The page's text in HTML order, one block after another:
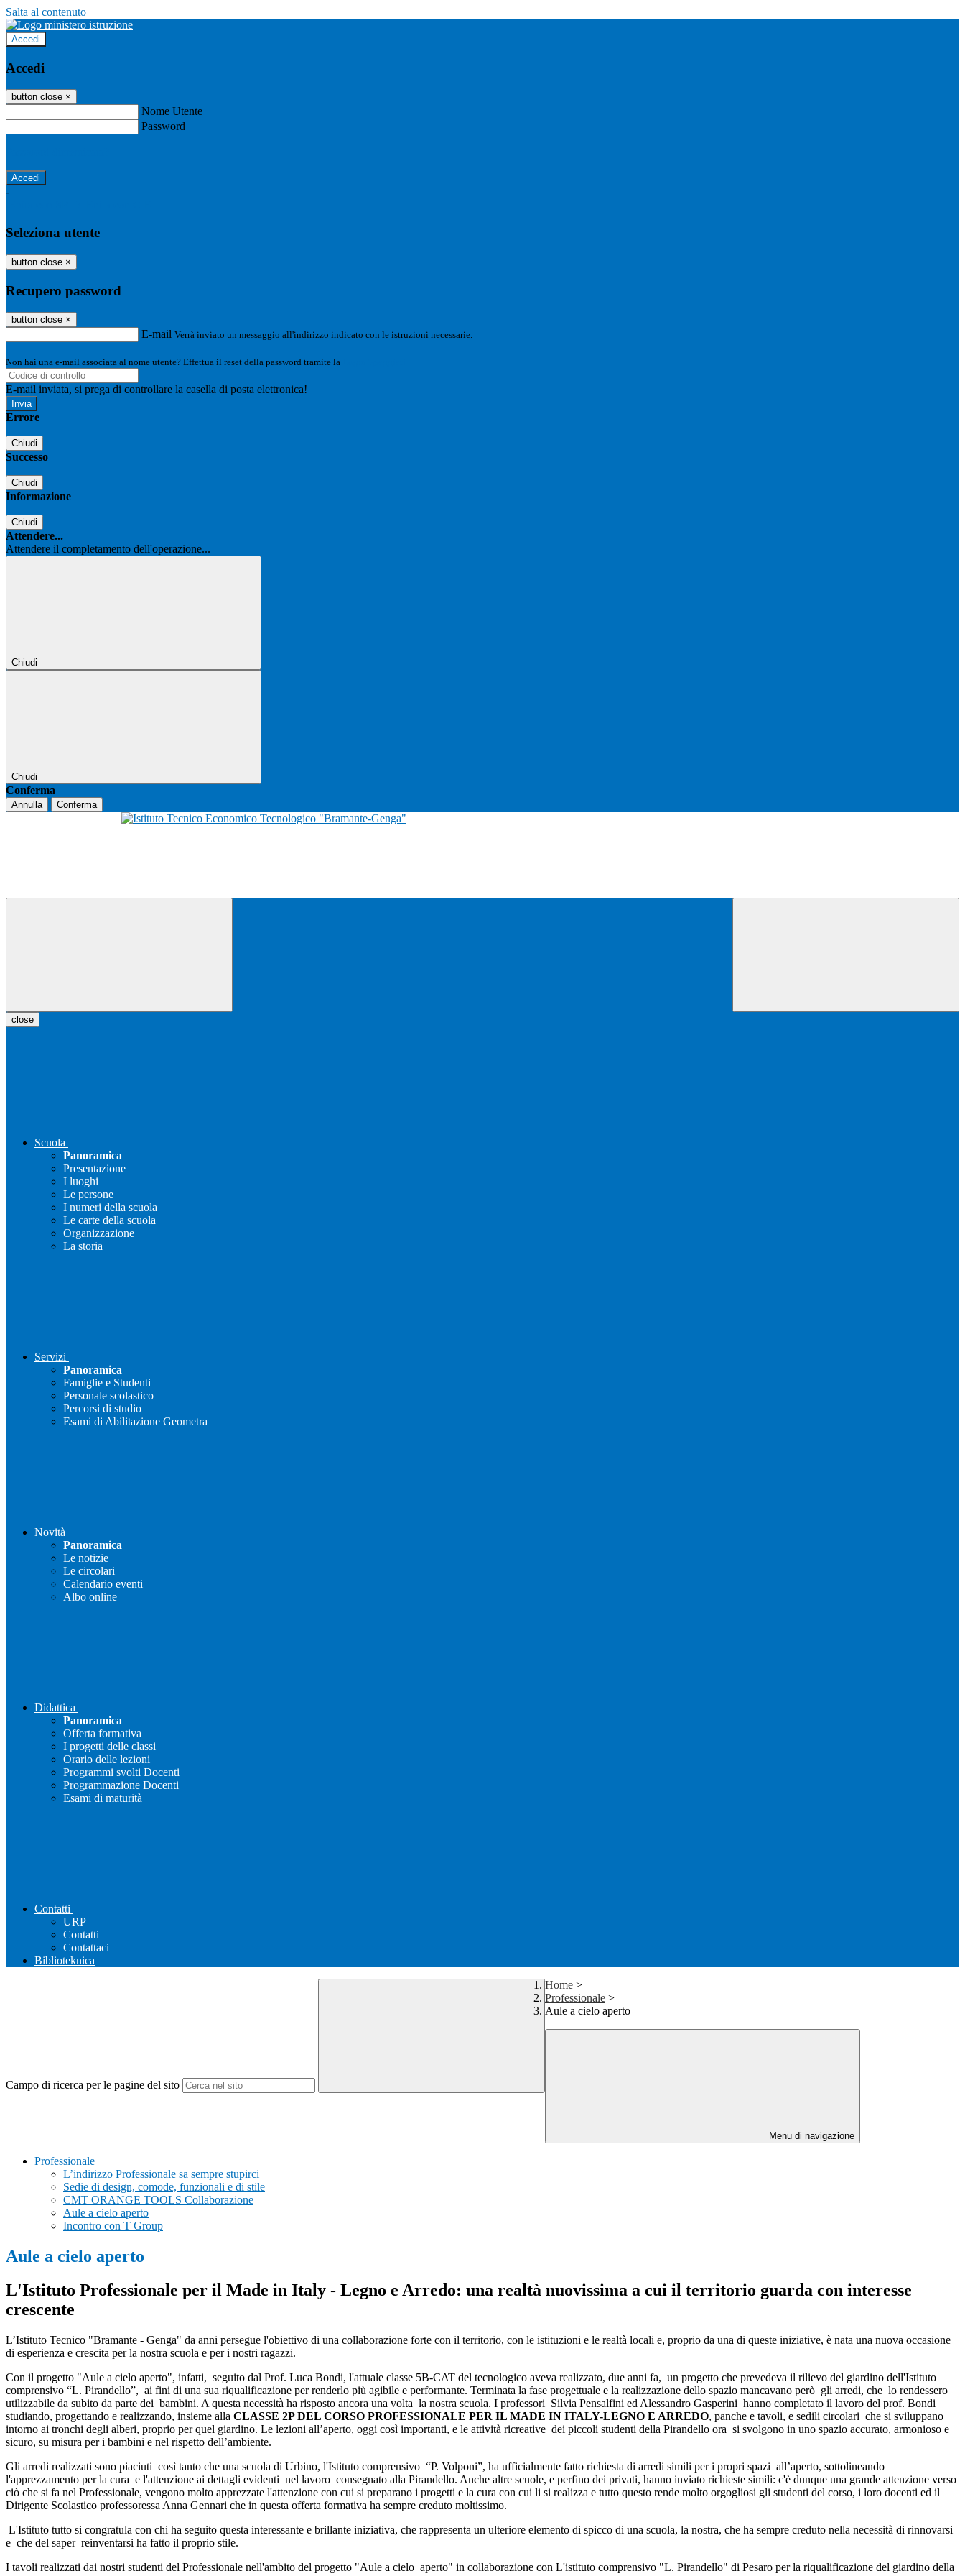
Salta al contenuto
Accedi
Accedi
button close ×
Nome Utente
Password
-
Seleziona utente
button close ×
Recupero password
button close ×
E-mail Verrà inviato un messaggio all'indirizzo indicato con le istruzioni necessarie.
Non hai una e-mail associata al nome utente? Effettua il reset della password tramite la
E-mail inviata, si prega di controllare la casella di posta elettronica!
Errore
Chiudi
Successo
Chiudi
Informazione
Chiudi
Attendere...
Attendere il completamento dell'operazione...
Chiudi
Chiudi
Conferma
Annulla Conferma
close
Scuola
Panoramica
Presentazione
I luoghi
Le persone
I numeri della scuola
Le carte della scuola
Organizzazione
La storia
Servizi
Panoramica
Famiglie e Studenti
Personale scolastico
Percorsi di studio
Esami di Abilitazione Geometra
Novità
Panoramica
Le notizie
Le circolari
Calendario eventi
Albo online
Didattica
Panoramica
Offerta formativa
I progetti delle classi
Orario delle lezioni
Programmi svolti Docenti
Programmazione Docenti
Esami di maturità
Contatti
URP
Contatti
Contattaci
Biblioteknica
Campo di ricerca per le pagine del sito
Home >
Professionale >
Aule a cielo aperto
Menu di navigazione
Professionale
L’indirizzo Professionale sa sempre stupirci
Sedie di design, comode, funzionali e di stile
CMT ORANGE TOOLS Collaborazione
Aule a cielo aperto
Incontro con T Group
Aule a cielo aperto
L'Istituto Professionale per il Made in Italy - Legno e Arredo: una realtà nuovissima a cui il territorio guarda con interesse
crescente
L’Istituto Tecnico "Bramante - Genga" da anni persegue l'obiettivo di una collaborazione forte con il territorio, con le istituzioni e le realtà locali e, proprio da una di queste iniziative, è nata una nuova occasione
di esperienza e crescita per la nostra scuola e per i nostri ragazzi.
Con il progetto "Aule a cielo aperto", infatti, seguito dal Prof. Luca Bondi, l'attuale classe 5B-CAT del tecnologico aveva realizzato, due anni fa, un progetto che prevedeva il rilievo del giardino dell'Istituto
comprensivo “L. Pirandello”, ai fini di una sua riqualificazione per renderlo più agibile e performante. Terminata la fase progettuale e la realizzazione dello spazio mancavano però gli arredi, che lo rendessero
utilizzabile da subito da parte dei bambini. A questa necessità ha risposto ancora una volta la nostra scuola. I professori Silvia Pensalfini ed Alessandro Gasperini hanno completato il lavoro del prof. Bondi
studiando, progettando e realizzando, insieme alla CLASSE 2P DEL CORSO PROFESSIONALE PER IL MADE IN ITALY-LEGNO E ARREDO, panche e tavoli, e sedili circolari che si sviluppano
intorno ai tronchi degli alberi, proprio per quel giardino. Le lezioni all’aperto, oggi così importanti, e le attività ricreative dei piccoli studenti della Pirandello ora si svolgono in uno spazio accurato, armonioso e
sicuro, su misura per i bambini e nel rispetto dell’ambiente.
Gli arredi realizzati sono piaciuti così tanto che una scuola di Urbino, l'Istituto comprensivo “P. Volponi”, ha ufficialmente fatto richiesta di arredi simili per i propri spazi all’aperto, sottolineando
l'apprezzamento per la cura e l'attenzione ai dettagli evidenti nel lavoro consegnato alla Pirandello. Anche altre scuole, e perfino dei privati, hanno inviato richieste simili: c'è dunque una grande attenzione verso
ciò che si fa nel Professionale, vengono molto apprezzate l'attenzione con cui si preparano i progetti e la cura con cui li si realizza e tutto questo rende molto orgogliosi gli studenti del corso, i loro docenti ed il
Dirigente Scolastico professoressa Anna Gennari che in questa offerta formativa ha sempre creduto moltissimo.
L'Istituto tutto si congratula con chi ha seguito questa interessante e brillante iniziativa, che rappresenta un ulteriore elemento di spicco di una scuola, la nostra, che ha sempre creduto nella necessità di rinnovarsi
e che del saper reinventarsi ha fatto il proprio stile.
I tavoli realizzati dai nostri studenti del Professionale nell'ambito del progetto "Aule a cielo aperto" in collaborazione con L'istituto comprensivo "L. Pirandello" di Pesaro per la riqualificazione del giardino della